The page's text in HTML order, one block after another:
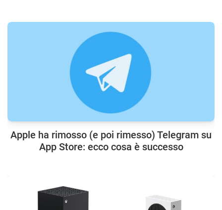
Apple ha rimosso (e poi rimesso) Telegram su
App Store: ecco cosa è successo